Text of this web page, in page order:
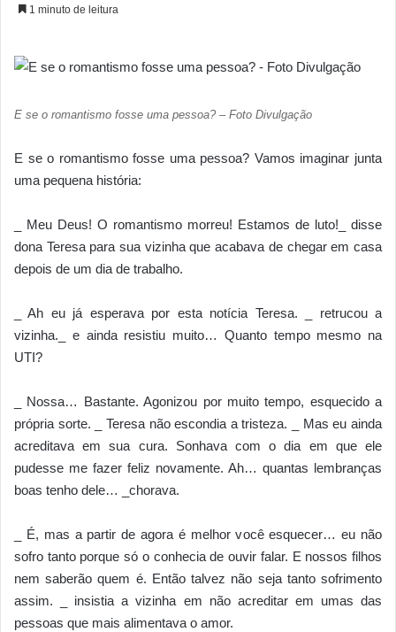
1 minuto de leitura
E se o romantismo fosse uma pessoa? – Foto Divulgação
E se o romantismo fosse uma pessoa? Vamos imaginar junta
uma pequena história:
_ Meu Deus! O romantismo morreu! Estamos de luto!_ disse
dona Teresa para sua vizinha que acabava de chegar em casa
depois de um dia de trabalho.
_ Ah eu já esperava por esta notícia Teresa. _ retrucou a
vizinha._ e ainda resistiu muito… Quanto tempo mesmo na
UTI?
_ Nossa… Bastante. Agonizou por muito tempo, esquecido a
própria sorte. _ Teresa não escondia a tristeza. _ Mas eu ainda
acreditava em sua cura. Sonhava com o dia em que ele
pudesse me fazer feliz novamente. Ah… quantas lembranças
boas tenho dele… _chorava.
_ É, mas a partir de agora é melhor você esquecer… eu não
sofro tanto porque só o conhecia de ouvir falar. E nossos filhos
nem saberão quem é. Então talvez não seja tanto sofrimento
assim. _ insistia a vizinha em não acreditar em umas das
pessoas que mais alimentava o amor.